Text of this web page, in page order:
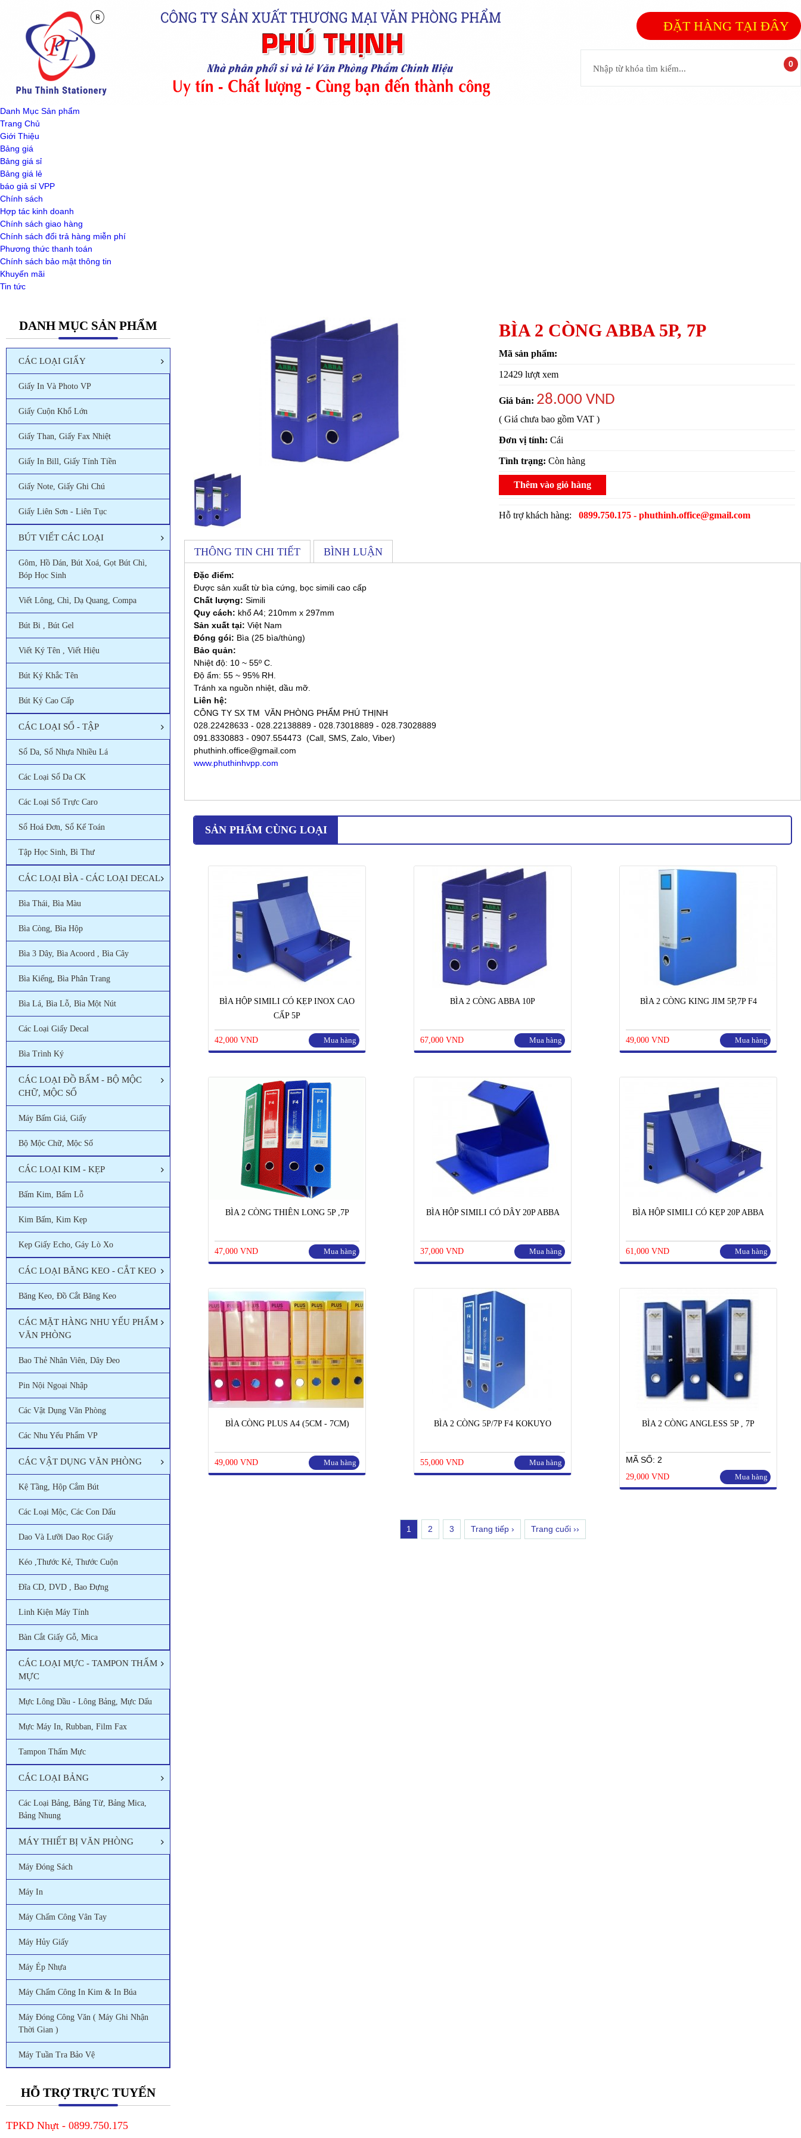
ĐẶT HÀNG TẠI ĐÂY
Danh Mục Sản phẩm
Trang Chủ
Giới Thiệu
Bảng giá
Bảng giá sỉ
Bảng giá lẻ
báo giả sỉ VPP
Chính sách
Hợp tác kinh doanh
Chính sách giao hàng
Chính sách đổi trả hàng miễn phí
Phương thức thanh toán
Chính sách bảo mật thông tin
Khuyến mãi
Tin tức
DANH MỤC SẢN PHẨM
CÁC LOẠI GIẤY
Giấy In Và Photo VP
Giấy Cuộn Khổ Lớn
Giấy Than, Giấy Fax Nhiệt
Giấy In Bill, Giấy Tính Tiền
Giấy Note, Giấy Ghi Chú
Giấy Liên Sơn - Liên Tục
BÚT VIẾT CÁC LOẠI
Gôm, Hồ Dán, Bút Xoá, Gọt Bút Chì,
Bóp Học Sinh
Viết Lông, Chì, Dạ Quang, Compa
Bút Bi , Bút Gel
Viết Ký Tên , Viết Hiệu
Bút Ký Khắc Tên
Bút Ký Cao Cấp
CÁC LOẠI SỔ - TẬP
Sổ Da, Sổ Nhựa Nhiều Lá
Các Loại Sổ Da CK
Các Loại Sổ Trực Caro
Sổ Hoá Đơn, Sổ Kế Toán
Tập Học Sinh, Bì Thư
CÁC LOẠI BÌA - CÁC LOẠI DECAL
Bìa Thái, Bìa Màu
Bìa Còng, Bìa Hộp
Bìa 3 Dây, Bìa Acoord , Bìa Cây
Bìa Kiếng, Bìa Phân Trang
Bìa Lá, Bìa Lỗ, Bìa Một Nút
Các Loại Giấy Decal
Bìa Trình Ký
CÁC LOẠI ĐỒ BẤM - BỘ MỘC
CHỮ, MỘC SỐ
Máy Bấm Giá, Giấy
Bộ Mộc Chữ, Mộc Số
CÁC LOẠI KIM - KẸP
Bấm Kim, Bấm Lỗ
Kim Bấm, Kim Kẹp
Kẹp Giấy Echo, Gáy Lò Xo
CÁC LOẠI BĂNG KEO - CẮT KEO
Băng Keo, Đồ Cắt Băng Keo
CÁC MẶT HÀNG NHU YẾU PHẨM
VĂN PHÒNG
Bao Thẻ Nhân Viên, Dây Đeo
Pin Nội Ngoại Nhập
Các Vật Dụng Văn Phòng
Các Nhu Yếu Phẩm VP
CÁC VẬT DỤNG VĂN PHÒNG
Kệ Tầng, Hộp Cắm Bút
Các Loại Mộc, Các Con Dấu
Dao Và Lưỡi Dao Rọc Giấy
Kéo ,thước Kẻ, Thước Cuộn
Đĩa CD, DVD , Bao Đựng
Linh Kiện Máy Tính
Bàn Cắt Giấy Gỗ, Mica
CÁC LOẠI MỰC - TAMPON THẤM
MỰC
Mực Lông Dầu - Lông Bảng, Mực Dấu
Mực Máy In, Rubban, Film Fax
Tampon Thấm Mực
CÁC LOẠI BẢNG
Các Loại Bảng, Bảng Từ, Bảng Mica,
Bảng Nhung
MÁY THIẾT BỊ VĂN PHÒNG
Máy Đóng Sách
Máy In
Máy Chấm Công Vân Tay
Máy Hủy Giấy
Máy Ép Nhựa
Máy Chấm Công In Kim & In Búa
Máy Đóng Công Văn ( Máy Ghi Nhận
Thời Gian )
Máy Tuần Tra Bảo Vệ
HỖ TRỢ TRỰC TUYẾN
TPKD Nhựt - 0899.750.175
BÌA 2 CÒNG ABBA 5P, 7P
Mã sản phẩm:
12429 lượt xem
Giá bán: 28.000 VND
( Giá chưa bao gồm VAT )
Đơn vị tính: Cái
Tình trạng: Còn hàng
Thêm vào giỏ hàng
Hỗ trợ khách hàng: 0899.750.175 - phuthinh.office@gmail.com
THÔNG TIN CHI TIẾT BÌNH LUẬN
Đặc điểm:
Được sản xuất từ bìa cứng, bọc simili cao cấp
Chất lượng: Simili
Quy cách: khổ A4; 210mm x 297mm
Sản xuất tại: Việt Nam
Đóng gói: Bìa (25 bìa/thùng)
Bảo quản:
Nhiệt độ: 10 ~ 55º C.
Độ ẩm: 55 ~ 95% RH.
Tránh xa nguồn nhiệt, dầu mỡ.
Liên hệ:
CÔNG TY SX TM VĂN PHÒNG PHẨM PHÚ THỊNH
028.22428633 - 028.22138889 - 028.73018889 - 028.73028889
091.8330883 - 0907.554473 (Call, SMS, Zalo, Viber)
phuthinh.office@gmail.com
www.phuthinhvpp.com
SẢN PHẨM CÙNG LOẠI
BÌA HỘP SIMILI CÓ KẸP INOX CAO
CẤP 5P
42,000 VND Mua hàng
BÌA 2 CÒNG ABBA 10P
67,000 VND Mua hàng
BÌA 2 CÒNG KING JIM 5P,7P F4
49,000 VND Mua hàng
BÌA 2 CÒNG THIÊN LONG 5P ,7P
47,000 VND Mua hàng
BÌA HỘP SIMILI CÓ DÂY 20P ABBA
37,000 VND Mua hàng
BÌA HỘP SIMILI CÓ KẸP 20P ABBA
61,000 VND Mua hàng
BÌA CÒNG PLUS A4 (5CM - 7CM)
49,000 VND Mua hàng
BÌA 2 CÒNG 5P/7P F4 KOKUYO
55,000 VND Mua hàng
BÌA 2 CÒNG ANGLESS 5P , 7P
MÃ SỐ: 2
29,000 VND Mua hàng
1 2 3 Trang tiếp › Trang cuối ››
0